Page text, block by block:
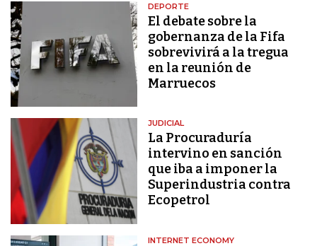
DEPORTE
El debate sobre la
gobernanza de la Fifa
sobrevivirá a la tregua
en la reunión de
Marruecos
JUDICIAL
La Procuraduría
intervino en sanción
que iba a imponer la
Superindustria contra
Ecopetrol
INTERNET ECONOMY